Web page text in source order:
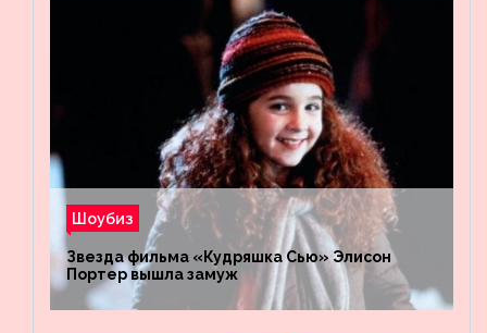
Шоубиз
Звезда фильма «Кудряшка Сью» Элисон
Портер вышла замуж